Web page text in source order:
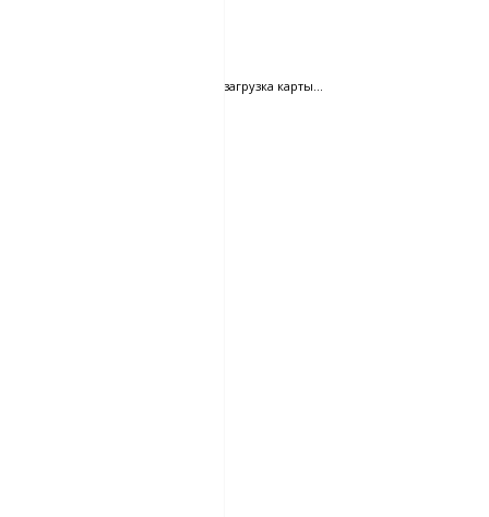
загрузка карты...